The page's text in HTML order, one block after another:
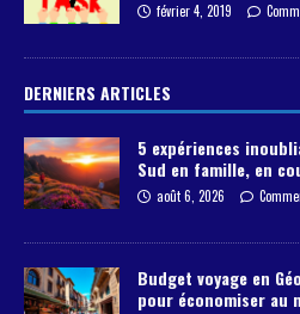
février 4, 2019
DERNIERS ARTICLES
5 expériences
Sud en famille, en
août 6, 2026
Budget voyage en
pour économiser au